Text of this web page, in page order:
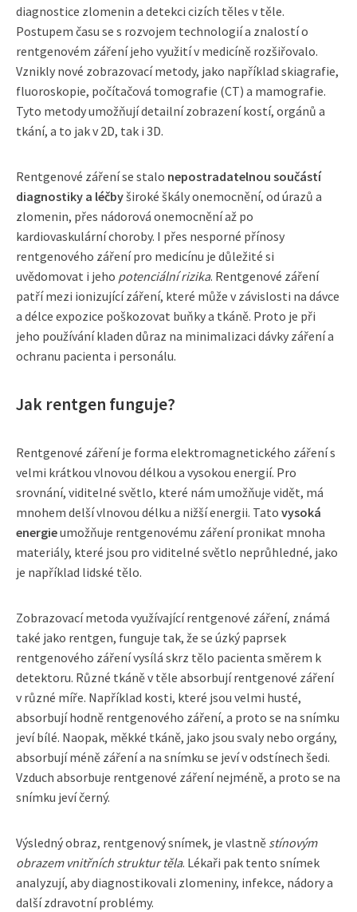
diagnostice zlomenin a detekci cizích těles v těle.
Postupem času se s rozvojem technologií a znalostí o
rentgenovém záření jeho využití v medicíně rozšiřovalo.
Vznikly nové zobrazovací metody, jako například skiagrafie,
fluoroskopie, počítačová tomografie (CT) a mamografie.
Tyto metody umožňují detailní zobrazení kostí, orgánů a
tkání, a to jak v 2D, tak i 3D.
Rentgenové záření se stalo nepostradatelnou součástí
diagnostiky a léčbyširoké škály onemocnění, od úrazů a
zlomenin, přes nádorová onemocnění až po
kardiovaskulární choroby. I přes nesporné přínosy
rentgenového záření pro medicínu je důležité si
uvědomovat i jeho potenciální rizika. Rentgenové záření
patří mezi ionizující záření, které může v závislosti na dávce
a délce expozice poškozovat buňky a tkáně. Proto je při
jeho používání kladen důraz na minimalizaci dávky záření a
ochranu pacienta i personálu.
Jak rentgen funguje?
Rentgenové záření je forma elektromagnetického záření s
velmi krátkou vlnovou délkou a vysokou energií. Pro
srovnání, viditelné světlo, které nám umožňuje vidět, má
mnohem delší vlnovou délku a nižší energii. Tato vysoká
energieumožňuje rentgenovému záření pronikat mnoha
materiály, které jsou pro viditelné světlo neprůhledné, jako
je například lidské tělo.
Zobrazovací metoda využívající rentgenové záření, známá
také jako rentgen, funguje tak, že se úzký paprsek
rentgenového záření vysílá skrz tělo pacienta směrem k
detektoru. Různé tkáně v těle absorbují rentgenové záření
v různé míře. Například kosti, které jsou velmi husté,
absorbují hodně rentgenového záření, a proto se na snímku
jeví bílé. Naopak, měkké tkáně, jako jsou svaly nebo orgány,
absorbují méně záření a na snímku se jeví v odstínech šedi.
Vzduch absorbuje rentgenové záření nejméně, a proto se na
snímku jeví černý.
Výsledný obraz, rentgenový snímek, je vlastně stínovým
obrazem vnitřních struktur těla. Lékaři pak tento snímek
analyzují, aby diagnostikovali zlomeniny, infekce, nádory a
další zdravotní problémy.